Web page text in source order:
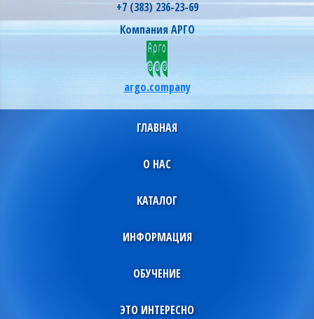
+7 (383) 236-23-69
Компания АРГО
argo.company
ГЛАВНАЯ
О НАС
КАТАЛОГ
ИНФОРМАЦИЯ
ОБУЧЕНИЕ
ЭТО ИНТЕРЕСНО